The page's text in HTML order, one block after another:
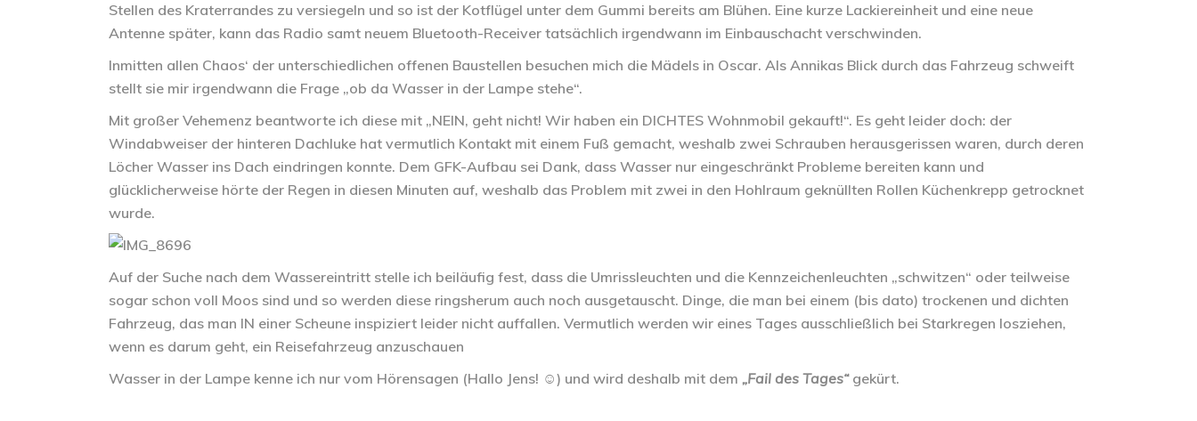
Stellen des Kraterrandes zu versiegeln und so ist der Kotflügel unter dem Gummi bereits am Blühen. Eine kurze Lackiereinheit und eine neue
Antenne später, kann das Radio samt neuem Bluetooth-Receiver tatsächlich irgendwann im Einbauschacht verschwinden.
Inmitten allen Chaos‘ der unterschiedlichen offenen Baustellen besuchen mich die Mädels in Oscar. Als Annikas Blick durch das Fahrzeug schweift
stellt sie mir irgendwann die Frage „ob da Wasser in der Lampe stehe“.
Mit großer Vehemenz beantworte ich diese mit „NEIN, geht nicht! Wir haben ein DICHTES Wohnmobil gekauft!“. Es geht leider doch: der
Windabweiser der hinteren Dachluke hat vermutlich Kontakt mit einem Fuß gemacht, weshalb zwei Schrauben herausgerissen waren, durch deren
Löcher Wasser ins Dach eindringen konnte. Dem GFK-Aufbau sei Dank, dass Wasser nur eingeschränkt Probleme bereiten kann und
glücklicherweise hörte der Regen in diesen Minuten auf, weshalb das Problem mit zwei in den Hohlraum geknüllten Rollen Küchenkrepp getrocknet
wurde.
Auf der Suche nach dem Wassereintritt stelle ich beiläufig fest, dass die Umrissleuchten und die Kennzeichenleuchten „schwitzen“ oder teilweise
sogar schon voll Moos sind und so werden diese ringsherum auch noch ausgetauscht. Dinge, die man bei einem (bis dato) trockenen und dichten
Fahrzeug, das man IN einer Scheune inspiziert leider nicht auffallen. Vermutlich werden wir eines Tages ausschließlich bei Starkregen losziehen,
wenn es darum geht, ein Reisefahrzeug anzuschauen
Wasser in der Lampe kenne ich nur vom Hörensagen (Hallo Jens! ☺️) und wird deshalb mit dem „Fail des Tages“gekürt.